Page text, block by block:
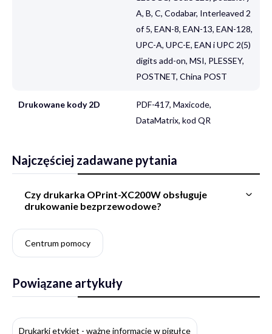
A, B, C, Codabar, Interleaved 2
of 5, EAN-8, EAN-13, EAN-128,
UPC-A, UPC-E, EAN i UPC 2(5)
digits add-on, MSI, PLESSEY,
POSTNET, China POST
Drukowane kody 2D
PDF-417, Maxicode,
DataMatrix, kod QR
Najczęściej zadawane pytania
Czy drukarka OPrint-XC200W obsługuje
drukowanie bezprzewodowe?
Centrum pomocy
Powiązane artykuły
Drukarki etykiet - ważne informacje w pigułce